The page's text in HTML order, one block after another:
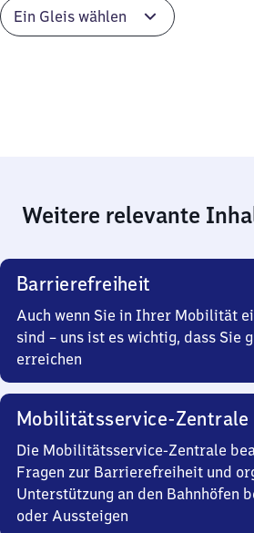
Weitere relevante
Barrierefreiheit
Auch wenn Sie in Ihrer Mobilität
sind – uns ist es wichtig, dass Sie
erreichen
Mobilitätsservice-Zentrale
Die Mobilitätsservice-Zentrale
Fragen zur Barrierefreiheit und
Unterstützung an den Bahnhöfen
oder Aussteigen